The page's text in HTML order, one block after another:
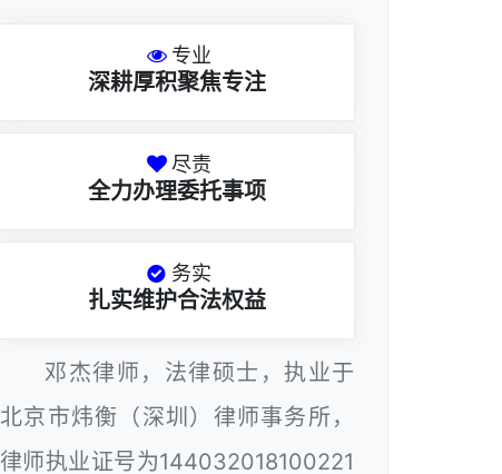
专业
深耕厚积聚焦专注
尽责
全力办理委托事项
务实
扎实维护合法权益
邓杰律师，法律硕士，执业于
北京市炜衡（深圳）律师事务所，
律师执业证号为144032018100221